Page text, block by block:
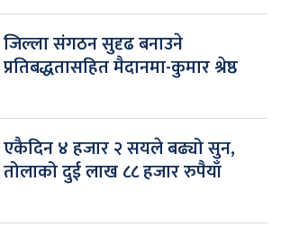
जिल्ला संगठन सुदृढ बनाउने
प्रतिबद्धतासहित मैदानमा-कुमार श्रेष्ठ
एकैदिन ४ हजार २ सयले बढ्यो सुन,
तोलाको दुई लाख ८८ हजार रुपैयाँ